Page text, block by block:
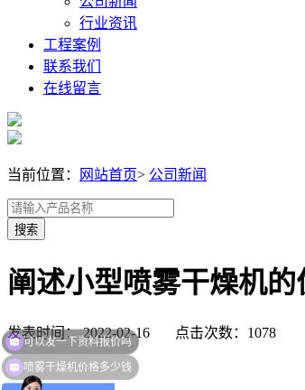
行业资讯
工程案例
联系我们
在线留言
当前位置： 网站首页> 公司新闻
阐述小型喷雾干燥机的
发表时间： 2022-02-16 点击次数：1078
喷雾干燥机价格多少钱
可以发一下资料报价吗